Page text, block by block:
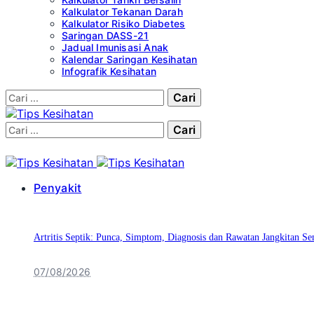
Kalkulator Tekanan Darah
Kalkulator Risiko Diabetes
Saringan DASS-21
Jadual Imunisasi Anak
Kalendar Saringan Kesihatan
Infografik Kesihatan
Cari:
Cari:
Penyakit
Artritis Septik: Punca, Simptom, Diagnosis dan Rawatan Jangkitan
07/08/2026